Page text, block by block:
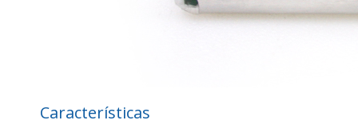
Características